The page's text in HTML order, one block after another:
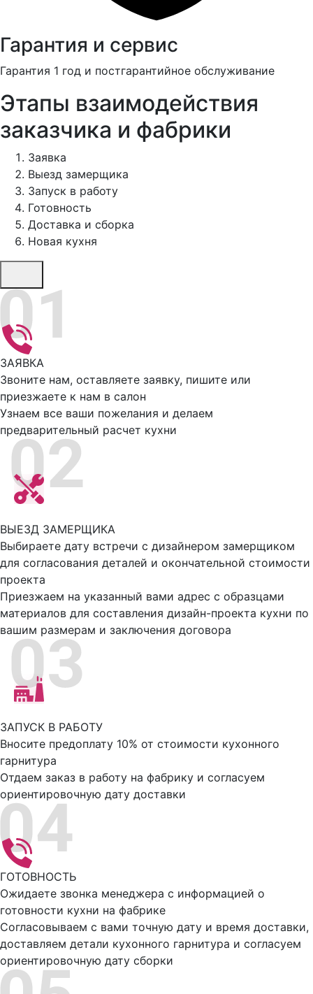
Гарантия и сервис
Гарантия 1 год и постгарантийное обслуживание
Этапы взаимодействия
заказчика и фабрики
Заявка
Выезд замерщика
Запуск в работу
Готовность
Доставка и сборка
Новая кухня
ЗАЯВКА
Звоните нам, оставляете заявку, пишите или
приезжаете к нам в салон
Узнаем все ваши пожелания и делаем
предварительный расчет кухни
ВЫЕЗД ЗАМЕРЩИКА
Выбираете дату встречи с дизайнером замерщиком
для согласования деталей и окончательной стоимости
проекта
Приезжаем на указанный вами адрес с образцами
материалов для составления дизайн-проекта кухни по
вашим размерам и заключения договора
ЗАПУСК В РАБОТУ
Вносите предоплату 10% от стоимости кухонного
гарнитура
Отдаем заказ в работу на фабрику и согласуем
ориентировочную дату доставки
ГОТОВНОСТЬ
Ожидаете звонка менеджера с информацией о
готовности кухни на фабрике
Согласовываем с вами точную дату и время доставки,
доставляем детали кухонного гарнитура и согласуем
ориентировочную дату сборки